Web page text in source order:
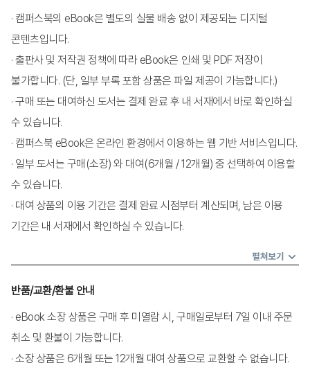
제2장 사랑, 찬사, 안전: 경계선, 자기애성, 분열성 성
격 적응의 게슈탈트 진단 시스템
			2. 진단
			3. 내담자의 전경이 무엇인지 어떻게 아는가
			4. 내담자는 내 치료실과 나의 어떤 점에 관심을 갖는
			5. 내담자를 향해 느끼는 감정
제3장 경계선, 자기애성, 분열성 성격 적응에 관한 간
략한 안내 I
			1. 개요
			2. 성격장애란 무엇인가
			3. 성격 적응이라는 개념의 발달과정에 대한 간략한
			5. 진단
제4장 경계선, 자기애성, 분열성 성격 적응에 관한 간
략한 안내 II
			1. 경계선 내담자
			2. 자기애성 내담자
· 캠퍼스북의 eBook은 별도의 실물 배송 없이 제공되는 디지털
콘텐츠입니다.
· 출판사 및 저작권 정책에 따라 eBook은 인쇄 및 PDF 저장이
불가합니다. (단, 일부 부록 포함 상품은 파일 제공이 가능합니다.)
· 구매 또는 대여하신 도서는 결제 완료 후 내 서재에서 바로 확인하실
수 있습니다.
· 캠퍼스북 eBook은 온라인 환경에서 이용하는 웹 기반 서비스입니다.
· 일부 도서는 구매(소장) 와 대여(6개월 / 12개월) 중 선택하여 이용할
수 있습니다.
· 대여 상품의 이용 기간은 결제 완료 시점부터 계산되며, 남은 이용
기간은 내 서재에서 확인하실 수 있습니다.
펼쳐보기
반품/교환/환불 안내
· eBook 소장 상품은 구매 후 미열람 시, 구매일로부터 7일 이내 주문
취소 및 환불이 가능합니다.
· 소장 상품은 6개월 또는 12개월 대여 상품으로 교환할 수 없습니다.